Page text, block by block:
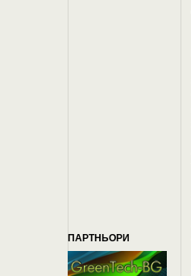
ПАРТНЬОРИ